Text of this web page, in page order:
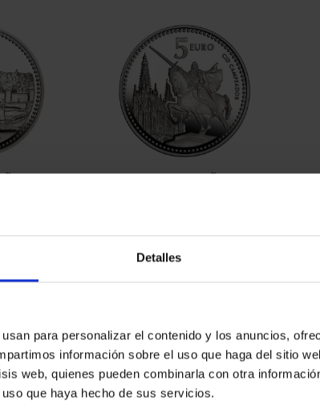
Detalles
para personalizar el contenido y los anuncios,
información sobre el uso que haga del sitio
web, quienes pueden combinarla con otra
que haya hecho de sus servicios.
-
CAPITALES ESPAÑOLAS -